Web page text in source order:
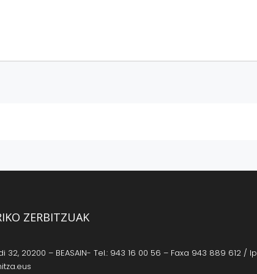
ZERBITZUAK
32, 20200 – BEASAIN- Tel.: 943 16 00 56 – Faxa 943 889 612 /